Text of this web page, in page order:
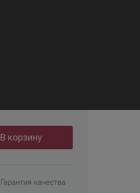
В корзину
Гарантия качества